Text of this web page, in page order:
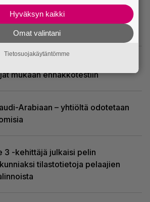
siirtymisestä – Yhdysvalloissa
latauskoodin sisältävissä
mukaan ennakkotestiin
Arabiaan – yhtiöltä odotetaan
3 -kehittäjä julkaisi pelin
tilastotietoja pelaajien
Hyväksyn kaikki
Omat valintani
Tietosuojakäytäntömme